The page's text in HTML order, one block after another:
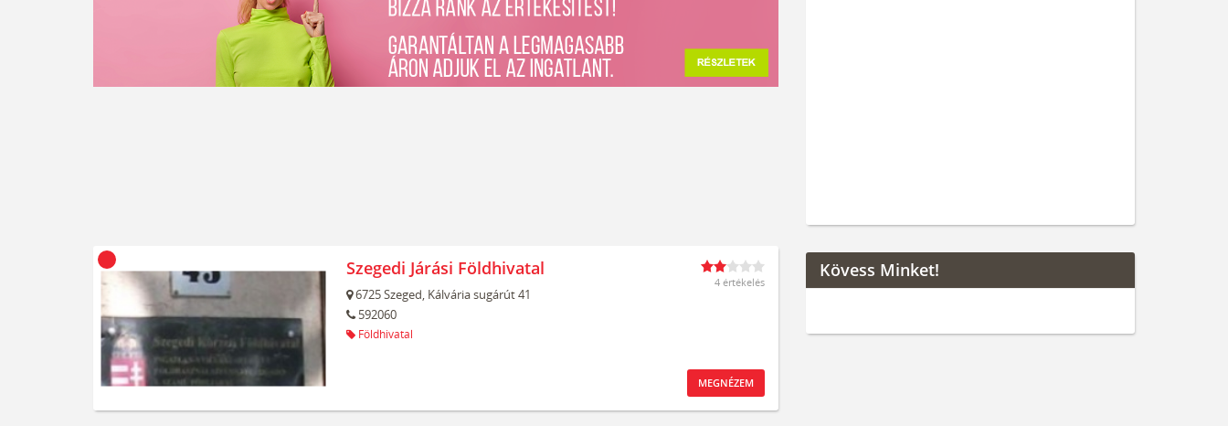
Szegedi Járási Földhivatal
6725Szeged, Kálvária sugárút 41
592060
Földhivatal
4 értékelés
MEGNÉZEM
Kövess Minket!